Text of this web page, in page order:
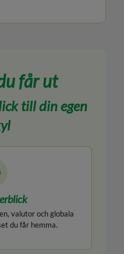
får ut
till din egen
valutor och globala
du får hemma.